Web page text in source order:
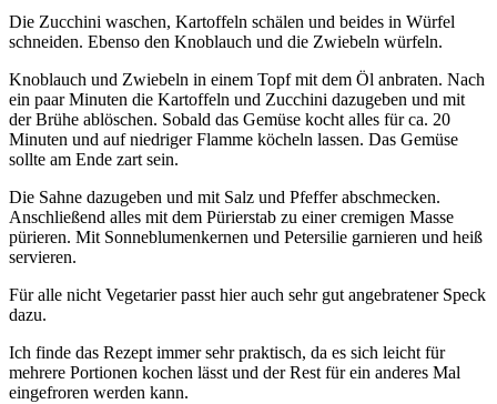
Die Zucchini waschen, Kartoffeln schälen und beides in Würfel
schneiden. Ebenso den Knoblauch und die Zwiebeln würfeln.
Knoblauch und Zwiebeln in einem Topf mit dem Öl anbraten. Nach
ein paar Minuten die Kartoffeln und Zucchini dazugeben und mit
der Brühe ablöschen. Sobald das Gemüse kocht alles für ca. 20
Minuten und auf niedriger Flamme köcheln lassen. Das Gemüse
sollte am Ende zart sein.
Die Sahne dazugeben und mit Salz und Pfeffer abschmecken.
Anschließend alles mit dem Pürierstab zu einer cremigen Masse
pürieren. Mit Sonneblumenkernen und Petersilie garnieren und heiß
servieren.
Für alle nicht Vegetarier passt hier auch sehr gut angebratener Speck
dazu.
Ich finde das Rezept immer sehr praktisch, da es sich leicht für
mehrere Portionen kochen lässt und der Rest für ein anderes Mal
eingefroren werden kann.